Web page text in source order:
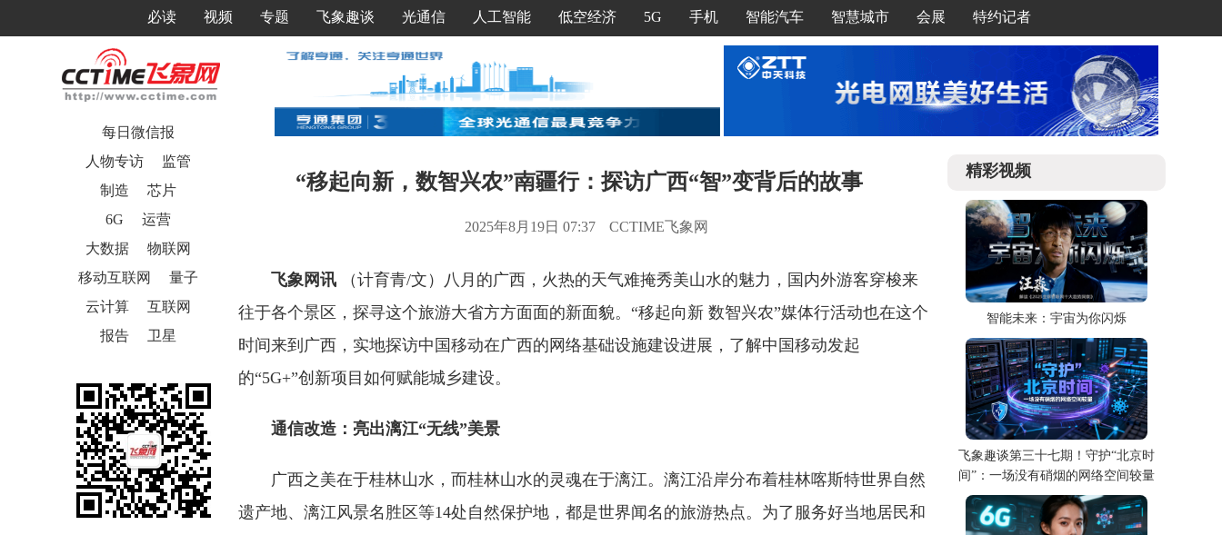
必读 视频 专题 飞象趣谈 光通信 人工智能 低空经济 5G 手机 智能汽车 智慧城市 会展 特约记者
每日微信报
人物专访
监管
制造
芯片
6G
运营
大数据
物联网
移动互联网
量子
云计算
互联网
报告
卫星
“移起向新，数智兴农”南疆行：探访广西“智”变背后的故事
2025年8月19日 07:37 CCTIME飞象网
飞象网讯 （计育青/文）八月的广西，火热的天气难掩秀美山水的魅力，国内外游客穿梭来
往于各个景区，探寻这个旅游大省方方面面的新面貌。“移起向新 数智兴农”媒体行活动也在这个
时间来到广西，实地探访中国移动在广西的网络基础设施建设进展，了解中国移动发起
的“5G+”创新项目如何赋能城乡建设。
通信改造：亮出漓江“无线”美景
广西之美在于桂林山水，而桂林山水的灵魂在于漓江。漓江沿岸分布着桂林喀斯特世界自然
遗产地、漓江风景名胜区等14处自然保护地，都是世界闻名的旅游热点。为了服务好当地居民和
精彩视频
智能未来：宇宙为你闪烁
飞象趣谈第三十七期！守护“北京时
间”：一场没有硝烟的网络空间较量